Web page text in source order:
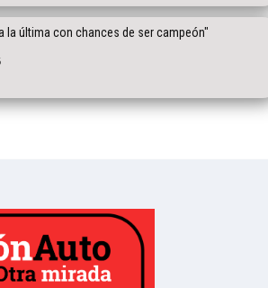
la última con chances de ser campeón"